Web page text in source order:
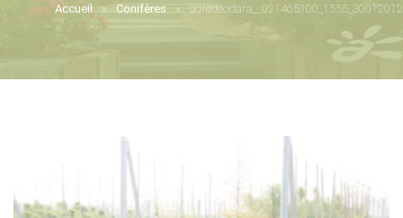
Accueil Conifères cdredeodara__021465100_1555_30012012